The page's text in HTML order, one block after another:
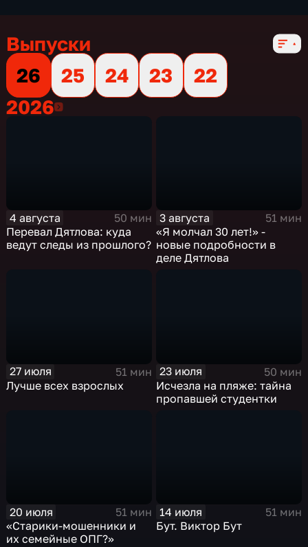
Выпуски
26
25 24 23
22
20262026
4 августа
50 мин
Перевал Дятлова: куда
ведут следы из прошлого?
3 августа
51 мин
«Я молчал 30 лет!» -
новые подробности в
деле Дятлова
27 июля
51 мин
Лучше всех взрослых
23 июля
50 мин
Исчезла на пляже: тайна
пропавшей студентки
20 июля
51 мин
«Старики-мошенники и
их семейные ОПГ?»
14 июля
51 мин
Бут. Виктор Бут